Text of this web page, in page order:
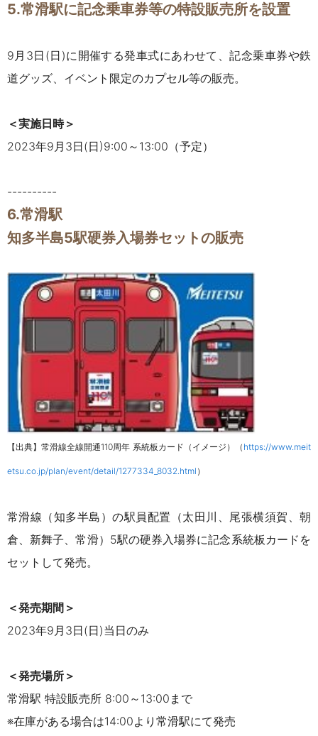
5.常滑駅に記念乗車券等の特設販売所を設置
9月3日(日)に開催する発車式にあわせて、記念乗車券や鉄
道グッズ、イベント限定のカプセル等の販売。
＜実施日時＞
2023年9月3日(日)9:00～13:00（予定）
----------
6.常滑駅
知多半島5駅硬券入場券セットの販売
【出典】常滑線全線開通110周年 系統板カード（イメージ）（ https://www.meit
etsu.co.jp/plan/event/detail/1277334_8032.html ）
常滑線（知多半島）の駅員配置（太田川、尾張横須賀、朝
倉、新舞子、常滑）5駅の硬券入場券に記念系統板カードを
セットして発売。
＜発売期間＞
2023年9月3日(日)当日のみ
＜発売場所＞
常滑駅 特設販売所 8:00～13:00まで
※在庫がある場合は14:00より常滑駅にて発売